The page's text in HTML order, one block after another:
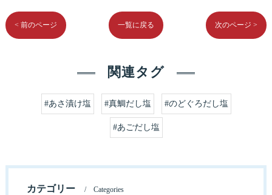
< 前のページ 一覧に戻る 次のページ >
関連タグ
#あさ漬け塩 #真鯛だし塩 #のどぐろだし塩
#あごだし塩
カテゴリー Categories